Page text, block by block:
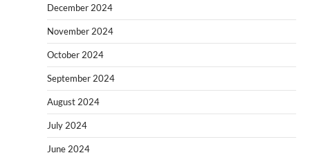
December 2024
November 2024
October 2024
September 2024
August 2024
July 2024
June 2024